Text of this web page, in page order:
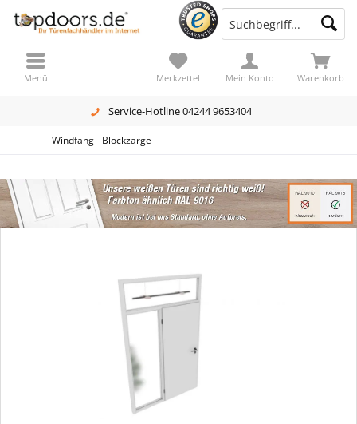
Service-Hotline 04244 9653404
Warenkorb
Merkzettel Mein Konto
Menü
Windfang - Blockzarge